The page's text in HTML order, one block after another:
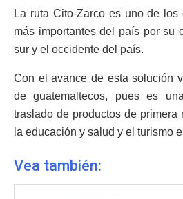
La ruta Cito-Zarco es uno de los
más importantes del país por su
sur y el occidente del país.
Con el avance de esta solución
de guatemaltecos, pues es
traslado de productos de primera
la educación y salud y el turismo
Vea también: